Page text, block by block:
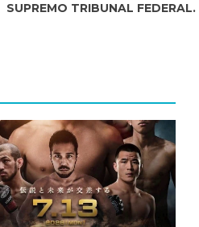
SUPREMO TRIBUNAL FEDERAL.